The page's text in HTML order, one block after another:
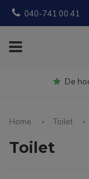
040-741 00 41
Home Toilet
Toilet